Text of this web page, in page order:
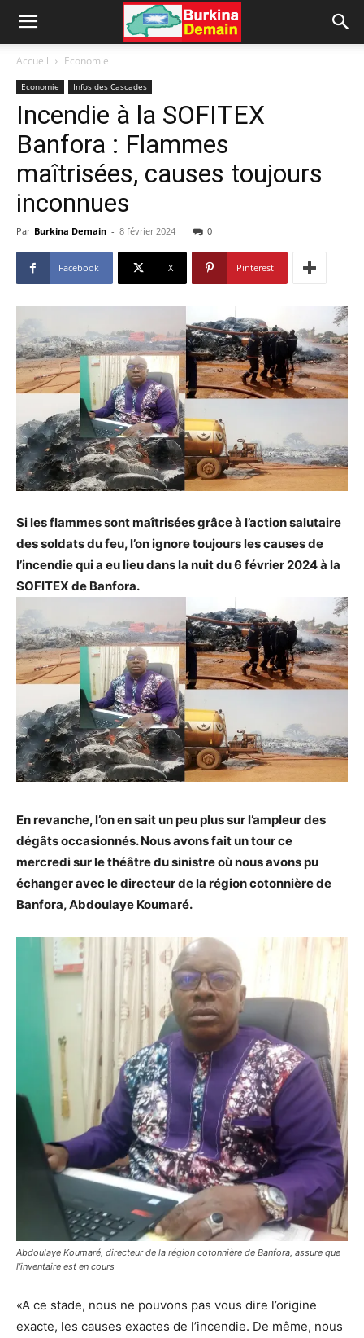
Accueil Economie
Economie Infos des Cascades
Incendie à la SOFITEX
Banfora : Flammes
maîtrisées, causes toujours
inconnues
Par Burkina Demain - 8 février 2024 0
Facebook X Pinterest
Si les flammes sont maîtrisées grâce à l’action salutaire
des soldats du feu, l’on ignore toujours les causes de
l’incendie qui a eu lieu dans la nuit du 6 février 2024 à la
SOFITEX de Banfora.
En revanche, l’on en sait un peu plus sur l’ampleur des
dégâts occasionnés. Nous avons fait un tour ce
mercredi sur le théâtre du sinistre où nous avons pu
échanger avec le directeur de la région cotonnière de
Banfora, Abdoulaye Koumaré.
Abdoulaye Koumaré, directeur de la région cotonnière de Banfora, assure que
l’inventaire est en cours
«A ce stade, nous ne pouvons pas vous dire l’origine
exacte, les causes exactes de l’incendie. De même, nous